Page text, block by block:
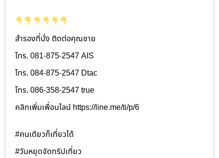
สำรองที่นั่ง ติดต่อคุณชาย
โทร. 081-875-2547 AIS
โทร. 084-875-2547 Dtac
โทร. 086-358-2547 true
คลิกเพิ่มเพื่อนไลน์ https://line.me/ti/p/6
#คนเดียวก็เที่ยวได้
#วันหยุดจัดทริปเที่ยว